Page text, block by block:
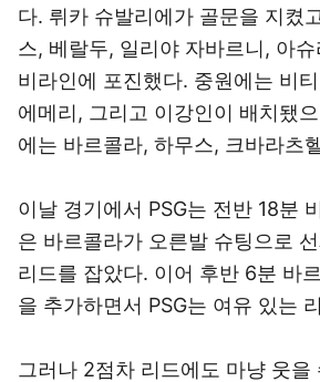
다. 뤼카 슈발리에가 골문을 지켰
스, 베랄두, 일리야 자바르니, 아
비라인에 포진했다. 중원에는 비
에메리, 그리고 이강인이 배치됐
에는 바르콜라, 하무스, 크바라츠
이날 경기에서 PSG는 전반 18분
은 바르콜라가 오른발 슈팅으로
리드를 잡았다. 이어 후반 6분 바
을 추가하면서 PSG는 여유 있는
그러나 2점차 리드에도 마냥 웃을